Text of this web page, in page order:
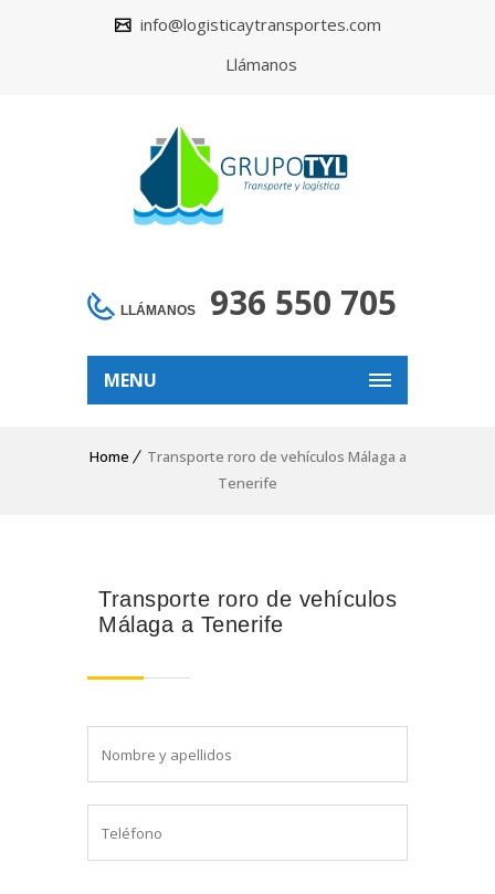
info@logisticaytransportes.com
Llámanos
LLÁMANOS 936 550 705
MENU
Home
Transporte roro de vehículos Málaga a
Tenerife
Transporte roro de vehículos
Málaga a Tenerife